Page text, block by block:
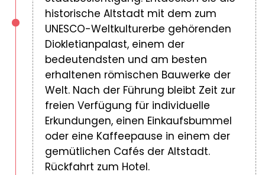
historische Altstadt mit dem zum
UNESCO-Weltkulturerbe gehörenden
Diokletianpalast, einem der
bedeutendsten und am besten
erhaltenen römischen Bauwerke der
Welt. Nach der Führung bleibt Zeit zur
freien Verfügung für individuelle
Erkundungen, einen Einkaufsbummel
oder eine Kaffeepause in einem der
gemütlichen Cafés der Altstadt.
Rückfahrt zum Hotel.